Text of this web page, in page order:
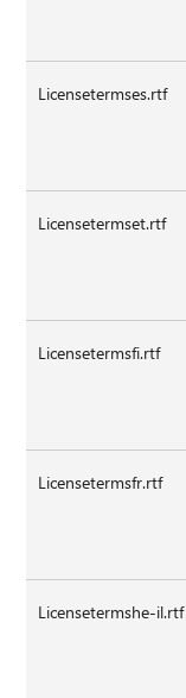
Licensetermses.rtf
Licensetermset.rtf
Licensetermsfi.rtf
Licensetermsfr.rtf
Licensetermshe-il.rtf